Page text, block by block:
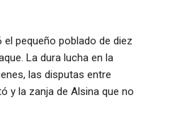
el pequeño poblado de diez
La dura lucha en la
las disputas entre
y la zanja de Alsina que no